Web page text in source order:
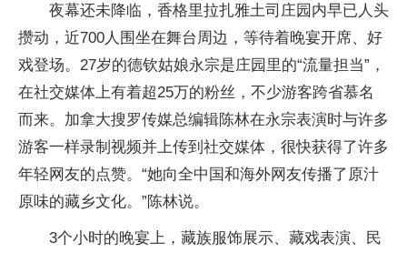
夜幕还未降临，香格里拉扎雅土司庄园内早已人头
攒动，近700人围坐在舞台周边，等待着晚宴开席、好
戏登场。27岁的德钦姑娘永宗是庄园里的“流量担当”，
在社交媒体上有着超25万的粉丝，不少游客跨省慕名
而来。加拿大搜罗传媒总编辑陈林在永宗表演时与许多
游客一样录制视频并上传到社交媒体，很快获得了许多
年轻网友的点赞。“她向全中国和海外网友传播了原汁
原味的藏乡文化。”陈林说。
3个小时的晚宴上，藏族服饰展示、藏戏表演、民